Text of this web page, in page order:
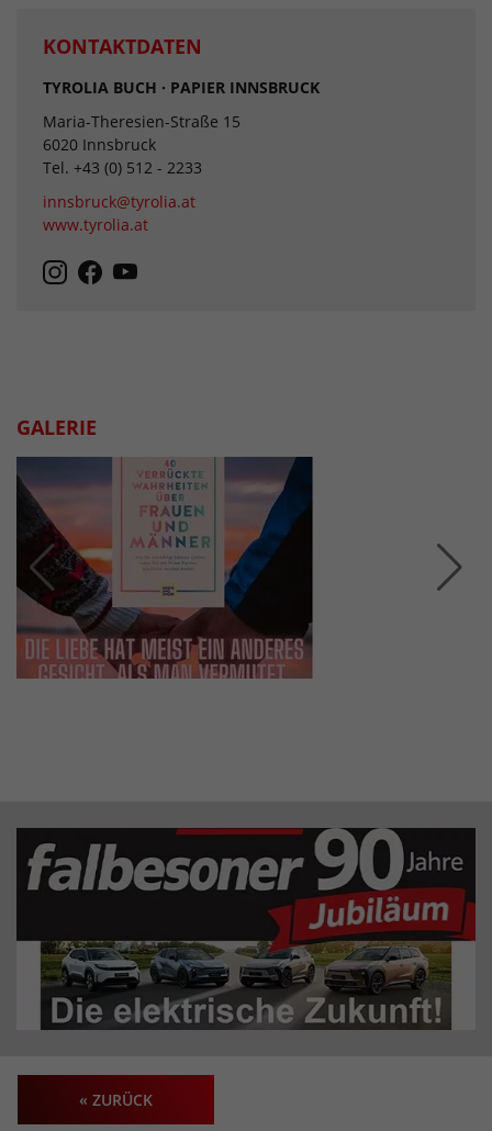
KONTAKTDATEN
TYROLIA BUCH · PAPIER INNSBRUCK
Maria-Theresien-Straße 15
6020 Innsbruck
Tel. +43 (0) 512 - 2233
innsbruck@tyrolia.at
www.tyrolia.at
GALERIE
« ZURÜCK